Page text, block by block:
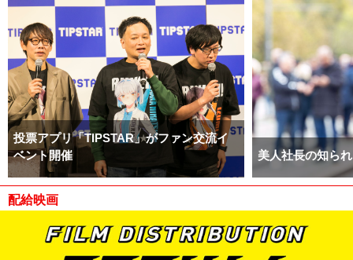
投票アプリ「TIPSTAR」がファン交流イ
ベント開催
美人社長の知ら
配給映画